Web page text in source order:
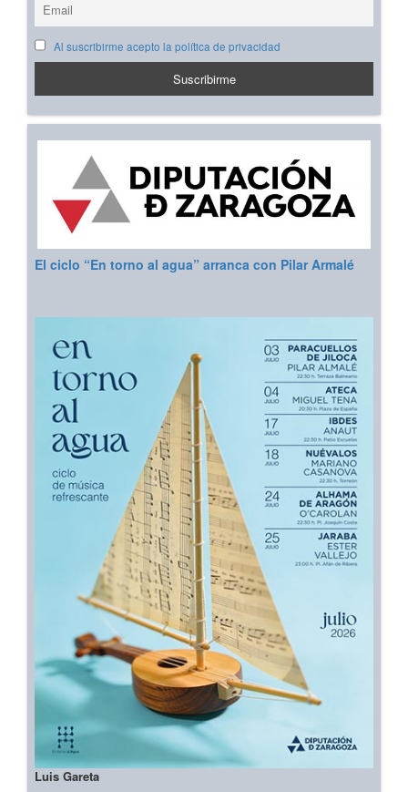
Al suscribirme acepto la política de privacidad
El ciclo “En torno al agua” arranca con Pilar Armalé
Luis Gareta